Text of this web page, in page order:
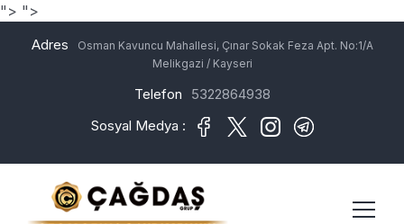
"> ">
Adres
Osman Kavuncu Mahallesi, Çınar Sokak Feza Apt. No:1/A
Melikgazi / Kayseri
Telefon
5322864938
Sosyal Medya :